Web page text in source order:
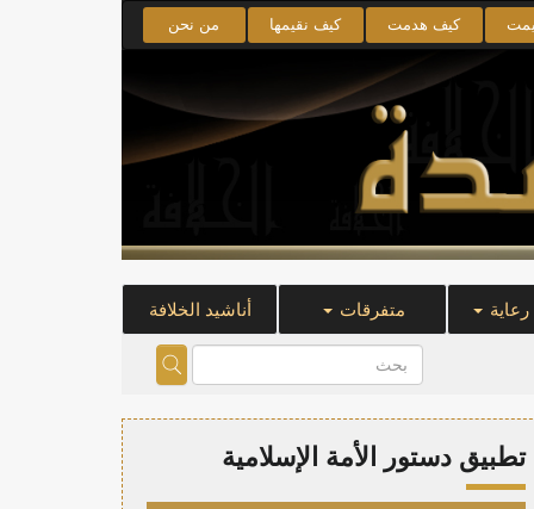
كيف هدمت كيف نقيمها من نحن
متفرقات أناشيد الخلافة
تطبيق دستور الأمة الإسلامية